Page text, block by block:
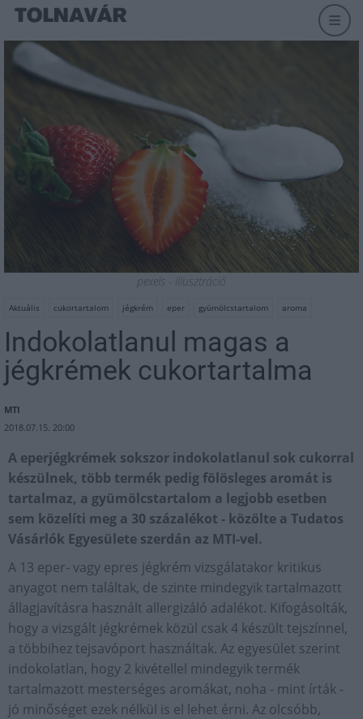
pexels - illusztráció
Aktuális cukortartalom jégkrém eper gyümölcstartalom aroma
Indokolatlanul magas a
jégkrémek cukortartalma
MTI
2018.07.15. 20:00
A eperjégkrémek sokszor indokolatlanul sok cukorral
készülnek, több termék pedig fölösleges aromát is
tartalmaz, a gyümölcstartalom a legjobb esetben
sem közelíti meg a 30 százalékot - közölte a Tudatos
Vásárlók Egyesülete szerdán az MTI-vel.
A 13 eper- vagy epres jégkrém vizsgálatakor kritikus
anyagot nem találtak, de szinte mindegyik tartalmazott
állagjavításra használt allergizáló adalékot. Kifogásolták,
hogy a vizsgált jégkrémek közül csak 4 készült tejszínnel,
a többihez tejsavóport használtak. Az egyesület szerint
indokolatlan, hogy 2 kivétellel mindegyik termék
tartalmazott mesterséges aromákat, noha - mint írták -
jó minőséget ezek nélkül is el lehet érni. Az olcsóbb,